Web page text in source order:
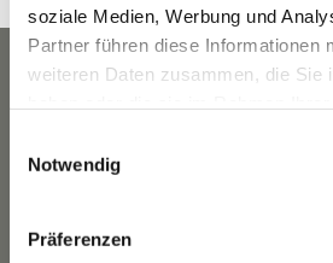
soziale Medien, Werbung und
Partner führen diese Informationen
weiteren Daten zusammen, die Sie
Notwendig
Präferenzen